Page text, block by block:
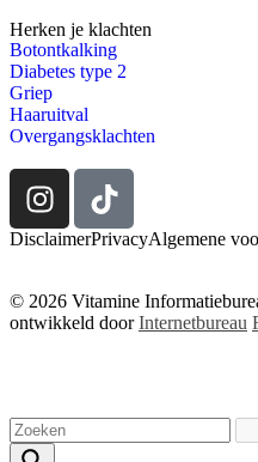
Herken je klachten
Botontkalking
Diabetes type 2
Griep
Haaruitval
Overgangsklachten
DisclaimerPrivacyAlgemene
© 2026 Vitamine
ontwikkeld doorInternetbureau